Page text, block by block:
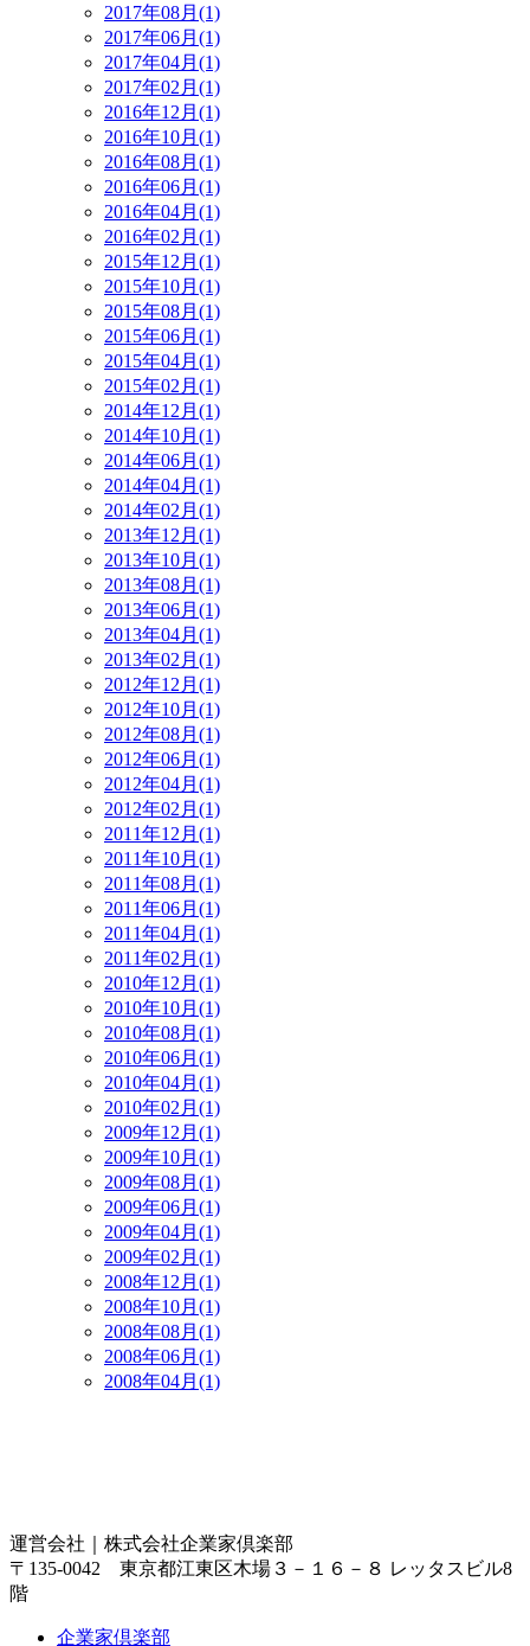
2017年08月(1)
2017年06月(1)
2017年04月(1)
2017年02月(1)
2016年12月(1)
2016年10月(1)
2016年08月(1)
2016年06月(1)
2016年04月(1)
2016年02月(1)
2015年12月(1)
2015年10月(1)
2015年08月(1)
2015年06月(1)
2015年04月(1)
2015年02月(1)
2014年12月(1)
2014年10月(1)
2014年06月(1)
2014年04月(1)
2014年02月(1)
2013年12月(1)
2013年10月(1)
2013年08月(1)
2013年06月(1)
2013年04月(1)
2013年02月(1)
2012年12月(1)
2012年10月(1)
2012年08月(1)
2012年06月(1)
2012年04月(1)
2012年02月(1)
2011年12月(1)
2011年10月(1)
2011年08月(1)
2011年06月(1)
2011年04月(1)
2011年02月(1)
2010年12月(1)
2010年10月(1)
2010年08月(1)
2010年06月(1)
2010年04月(1)
2010年02月(1)
2009年12月(1)
2009年10月(1)
2009年08月(1)
2009年06月(1)
2009年04月(1)
2009年02月(1)
2008年12月(1)
2008年10月(1)
2008年08月(1)
2008年06月(1)
2008年04月(1)
運営会社｜ 株式会社企業家倶楽部
〒135-0042 東京都江東区木場３－１６－８ レッタスビル8
階
企業家倶楽部